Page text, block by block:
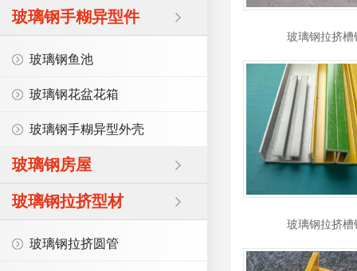
玻璃钢手糊异型件
玻璃钢鱼池
玻璃钢花盆花箱
玻璃钢手糊异型外壳
玻璃钢房屋
玻璃钢拉挤型材
玻璃钢拉挤圆管
玻璃钢拉挤槽
玻璃钢拉挤槽